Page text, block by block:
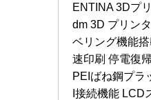
ENTINA 3Dプ
dm 3D プリン
ベリング機能
速印刷 停電復
PEIばね鋼プラ
I接続機能 LCD